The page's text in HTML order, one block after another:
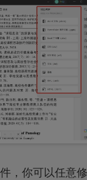
，你可以任意修